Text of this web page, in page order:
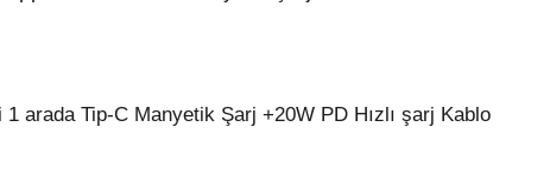
1 arada Tip-C Manyetik Şarj +20W PD Hızlı şarj Kablo